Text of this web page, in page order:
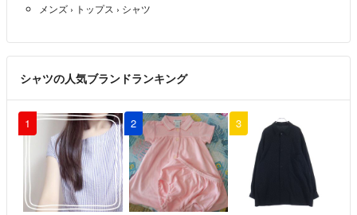
メンズ › トップス › シャツ
シャツの人気ブランドランキング
1 2 3